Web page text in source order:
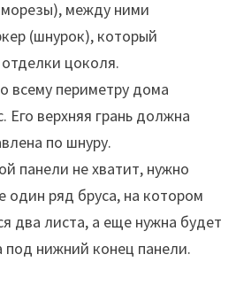
между ними
(шнурок), который
цоколя.
всему периметру дома
Его верхняя грань должна
по шнуру.
панели не хватит, нужно
один ряд бруса, на котором
два листа, а еще нужна будет
под нижний конец панели.